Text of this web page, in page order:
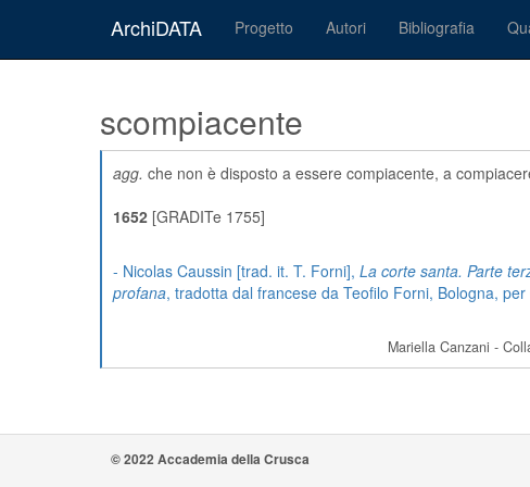
ArchiDATA Progetto Autori Bibliografia
scompiacente
agg. che non è disposto a essere compiacente, a
1652 [GRADITe 1755]
- Nicolas Caussin [trad. it. T. Forni], La corte santa. Parte
profana, tradotta dal francese da Teofilo Forni, Bologna,
Mariella Canzani -
© 2022 Accademia della Crusca